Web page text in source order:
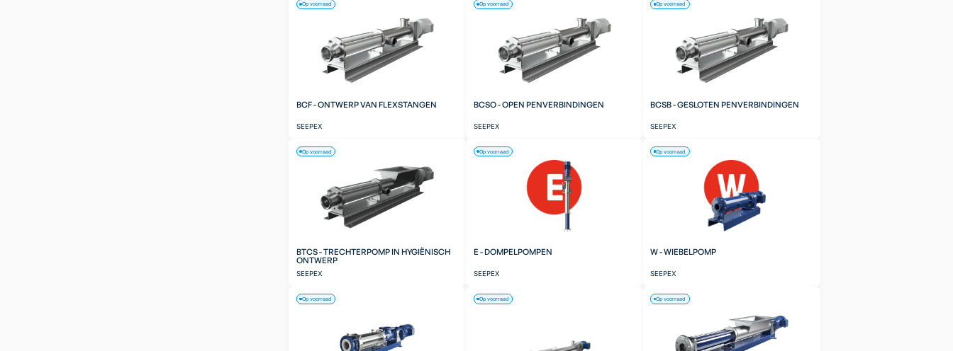
BCF - ONTWERP VAN FLEXSTANGEN
SEEPEX
Op voorraad
BCSO - OPEN PENVERBINDINGEN
SEEPEX
Op voorraad
BCSB - GESLOTEN PENVERBINDINGEN
SEEPEX
Op voorraad
BTCS - TRECHTERPOMP IN HYGIËNISCH
ONTWERP
SEEPEX
Op voorraad
E - DOMPELPOMPEN
SEEPEX
Op voorraad
W - WIEBELPOMP
SEEPEX
Op voorraad
Op voorraad Op voorraad Op voorraad